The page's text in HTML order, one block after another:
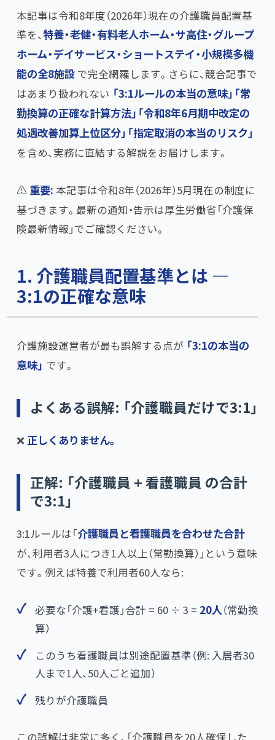
本記事は令和8年度（2026年）現在の介護職員配置基
準を、​ 特養・老健・有料老人ホーム・サ高住・グループ
ホーム・デイサービス・ショートステイ・小規模多機
能の全8施設 で完全網羅します。さらに、競合記事で
はあまり扱われない ​「3:1ルールの本当の意味」「常
勤換算の正確な計算方法」「令和8年6月期中改定の
処遇改善加算上位区分」「指定取消の本当のリスク」​
を含め、実務に直結する解説をお届けします。
⚠️ 重要: 本記事は令和8年（2026年）5月現在の制度に
基づきます。最新の通知・告示は厚生労働省「介護保
険最新情報」でご確認ください。
1. 介護職員配置基準とは —
3:1の正確な意味
介護施設運営者が最も誤解する点が ​「3:1の本当の
意味」​ です。
よくある誤解: 「介護職員だけで3:1」
❌ 正しくありません。​
正解: 「介護職員 + 看護職員 の合計
で3:1」
3:1ルールは「​介護職員と看護職員を合わせた合計
が、利用者3人につき1人以上（常勤換算）」という意味
です。例えば特養で利用者60人なら:
必要な「介護+看護」合計 = 60 ÷ 3 = 20人 ​（常勤換
算）
このうち看護職員は別途配置基準（例: 入居者30
人まで1人、50人ごと追加）
残りが介護職員
この誤解は非常に多く、「介護職員を20人確保した